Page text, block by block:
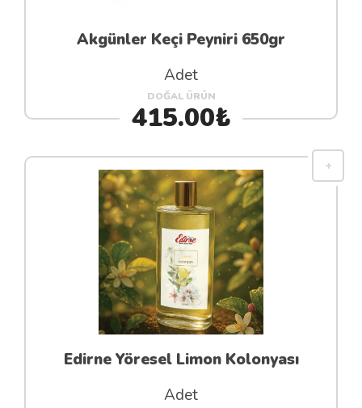
Akgünler Keçi Peyniri 650gr
Adet
DOĞAL ÜRÜN
415.00₺
Edirne Yöresel Limon Kolonyası
Adet